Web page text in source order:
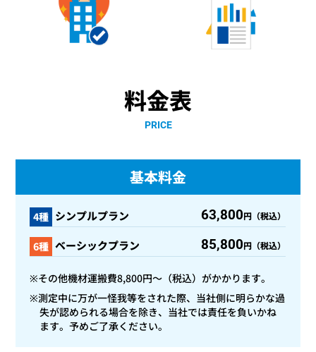
料金表
PRICE
基本料金
4種 シンプルプラン 63,800円（税込）
6種 ベーシックプラン 85,800円（税込）
※その他機材運搬費8,800円～（税込）がかかります。
※測定中に万が一怪我等をされた際、当社側に明らかな過
失が認められる場合を除き、当社では責任を負いかね
ます。予めご了承ください。